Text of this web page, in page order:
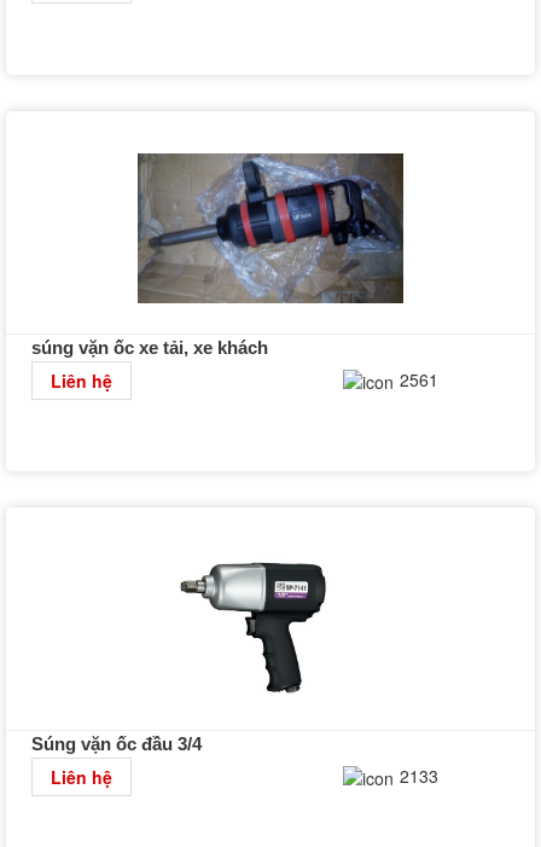
súng vặn ốc xe tải, xe khách
Liên hệ 2561
Súng vặn ốc đầu 3/4
Liên hệ 2133